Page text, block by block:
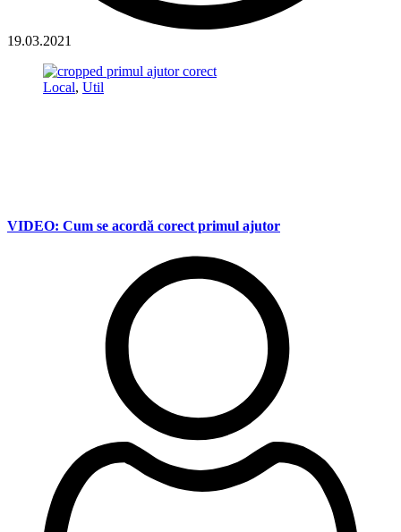
19.03.2021
Local, Util
VIDEO: Cum se acordă corect primul ajutor